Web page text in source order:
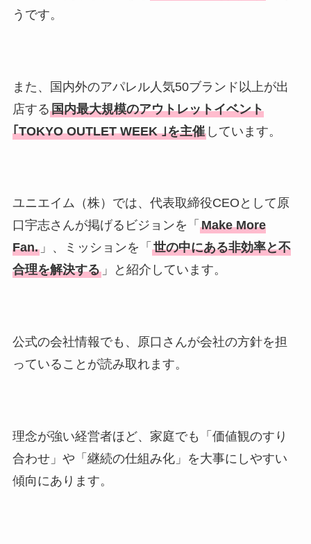
うです。
また、国内外のアパレル人気50ブランド以上が出
店する国内最大規模のアウトレットイベント
｢TOKYO OUTLET WEEK ｣を主催しています。
ユニエイム（株）では、代表取締役CEOとして原
口宇志さんが掲げるビジョンを「 Make More
Fan.」、ミッションを「 世の中にある非効率と不
合理を解決する」と紹介しています。
公式の会社情報でも、原口さんが会社の方針を担
っていることが読み取れます。
理念が強い経営者ほど、家庭でも「価値観のすり
合わせ」や「継続の仕組み化」を大事にしやすい
傾向にあります。